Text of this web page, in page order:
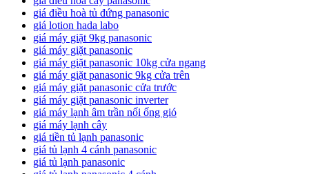
giá điều hoà tủ đứng panasonic
giá lotion hada labo
giá máy giặt 9kg panasonic
giá máy giặt panasonic
giá máy giặt panasonic 10kg cửa ngang
giá máy giặt panasonic 9kg cửa trên
giá máy giặt panasonic cửa trước
giá máy giặt panasonic inverter
giá máy lạnh âm trần nối ống gió
giá máy lạnh cây
giá tiền tủ lạnh panasonic
giá tủ lạnh 4 cánh panasonic
giá tủ lạnh panasonic